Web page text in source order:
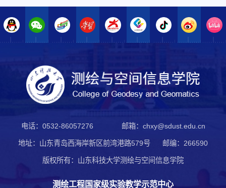
电话：0532-86057276 邮箱：chxy@sdust.edu.cn
地址：山东青岛西海岸新区前湾港路579号 邮编：266590
版权所有：山东科技大学测绘与空间信息学院
测绘工程国家级实验教学示范中心